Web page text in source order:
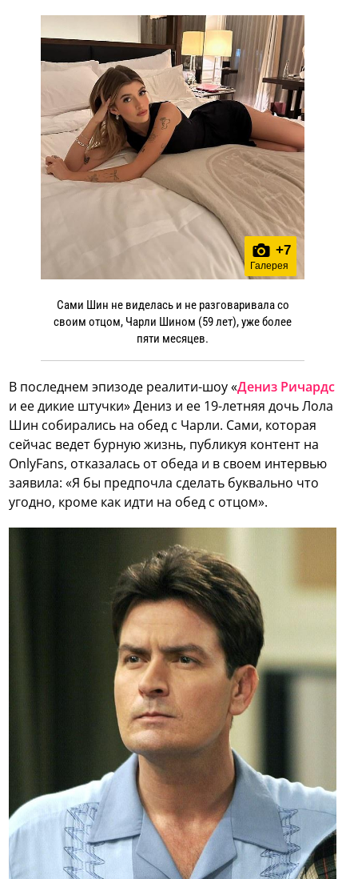
+7
Галерея
Сами Шин не виделась и не разговаривала со
своим отцом, Чарли Шином (59 лет), уже более
пяти месяцев.
В последнем эпизоде реалити-шоу «Дениз Ричардс
и ее дикие штучки» Дениз и ее 19-летняя дочь Лола
Шин собирались на обед с Чарли. Сами, которая
сейчас ведет бурную жизнь, публикуя контент на
OnlyFans, отказалась от обеда и в своем интервью
заявила: «Я бы предпочла сделать буквально что
угодно, кроме как идти на обед с отцом».